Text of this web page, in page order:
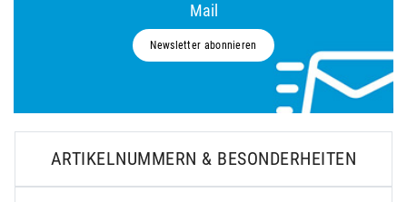
Mail
Newsletter abonnieren
ARTIKELNUMMERN & BESONDERHEITEN